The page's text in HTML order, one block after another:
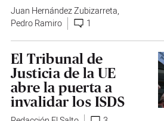
Juan Hernández Zubizarreta,
Pedro Ramiro
1
El Tribunal de
Justicia de la UE
abre la puerta a
invalidar los ISDS